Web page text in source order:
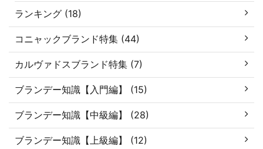
ランキング (18)
コニャックブランド特集 (44)
カルヴァドスブランド特集 (7)
ブランデー知識【入門編】 (15)
ブランデー知識【中級編】 (28)
ブランデー知識【上級編】 (12)